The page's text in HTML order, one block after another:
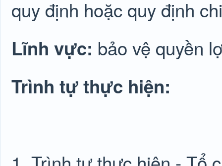
quy định hoặc quy định
Lĩnh vực: bảo vệ quyền
Trình tự thực hiện: